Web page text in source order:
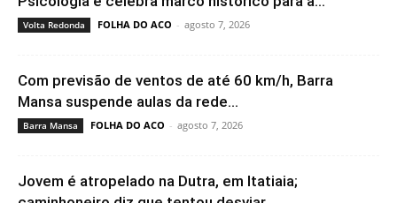
Volta Redonda FOLHA DO ACO - agosto 7, 2026
Com previsão de ventos de até 60 km/h, Barra
Mansa suspende aulas da rede...
Barra Mansa FOLHA DO ACO - agosto 7, 2026
Jovem é atropelado na Dutra, em Itatiaia;